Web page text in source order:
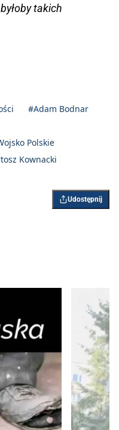
takich
#Adam Bodnar
Polskie
Kownacki
Udostępnij